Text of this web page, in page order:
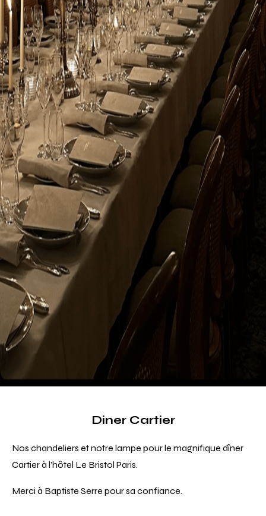
Diner Cartier
Nos chandeliers et notre lampe pour le magnifique dîner
Cartier à l’hôtel Le Bristol Paris.
Merci à Baptiste Serre pour sa confiance.